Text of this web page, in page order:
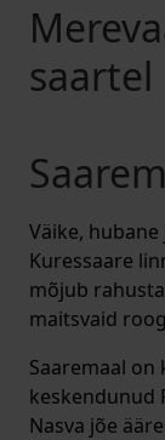
saartel
Väike,
Kuressaare
mõjub
maitsvaid
Saaremaal on
keskendunud
Nasva jõe